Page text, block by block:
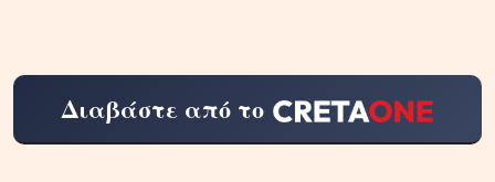
Διαβάστε από το